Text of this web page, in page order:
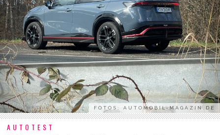
FOTOS: AUTOMOBIL-MAGAZIN.DE
AUTOTEST